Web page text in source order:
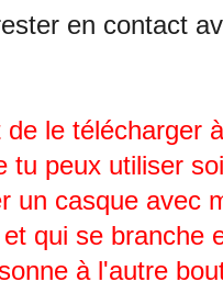
en contact
de le télécharger
tu peux utiliser
un casque avec
qui se branche
à l'autre